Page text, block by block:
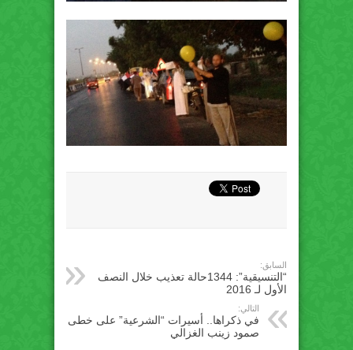
السابق:
“التنسيقية”: 1344حالة تعذيب خلال النصف
الأول لـ 2016
التالي:
في ذكراها.. أسيرات “الشرعية” على خطى
صمود زينب الغزالي